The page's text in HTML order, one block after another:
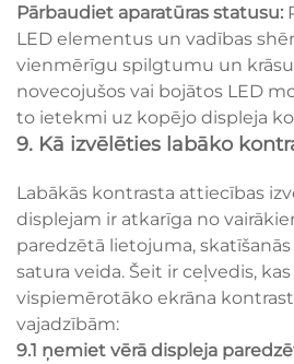
Pārbaudiet aparatūras statusu:
LED elementus un vadības
vienmērīgu spilgtumu un
novecojušos vai bojātos LED
to ietekmi uz kopējo displeja
9. Kā izvēlēties labāko
Labākās kontrasta attiecības
displejam ir atkarīga no
paredzētā lietojuma,
satura veida. Šeit ir ceļvedis,
vispiemērotāko ekrāna
vajadzībām:
9.1 ņemiet vērā displeja